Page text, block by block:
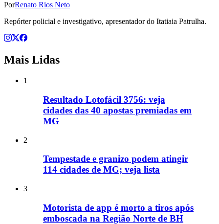
PorRenato Rios Neto
Repórter policial e investigativo, apresentador do Itatiaia Patrulha.
Mais Lidas
1
Resultado Lotofácil 3756: veja
cidades das 40 apostas premiadas em
MG
2
Tempestade e granizo podem atingir
114 cidades de MG; veja lista
3
Motorista de app é morto a tiros após
emboscada na Região Norte de BH